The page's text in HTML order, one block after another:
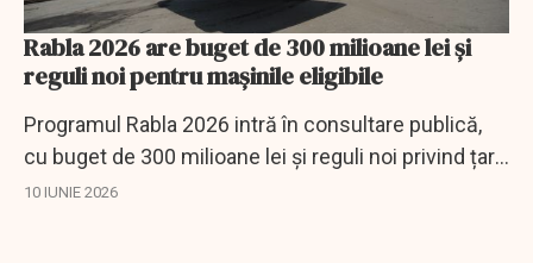
Rabla 2026 are buget de 300 milioane lei și
reguli noi pentru mașinile eligibile
Programul Rabla 2026 intră în consultare publică,
cu buget de 300 milioane lei și reguli noi privind țara
de fabricație a mașinilor.
10 IUNIE 2026